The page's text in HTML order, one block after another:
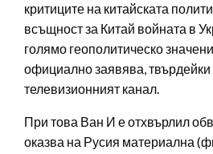
критиците на китайската
всъщност за Китай войната в
голямо геополитическо
официално заявява, твърдейки
телевизионният канал.
При това Ван И е отхвърлил
оказва на Русия материална